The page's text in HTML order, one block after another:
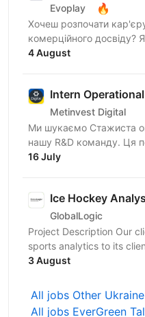
Evoplay 🔥
Хочеш розпочати
комерційного
деталей, любиш порядок
4 August
Intern
Metinvest Digital
Ми шукаємо Стажиста
нашу R&D команду. Ця
для тих, хто мріє про
16 July
Ice Hockey
GlobalLogic
Project Description Our
sports analytics to its
Computer Vision and AI/
3 August
All jobs Other
All jobs EverGreen